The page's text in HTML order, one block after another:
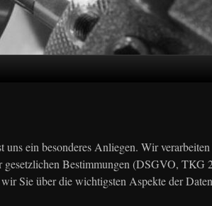
ein besonderes Anliegen. Wir
gesetzlichen Bestimmungen (DSGVO, TKG
Sie über die wichtigsten Aspekte der